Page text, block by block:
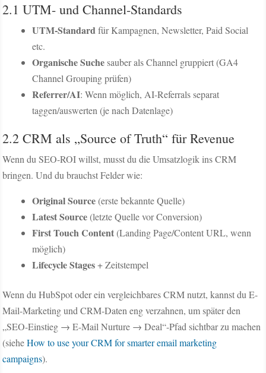
2.1 UTM- und Channel-Standards
UTM-Standardfür Kampagnen, Newsletter, Paid Social
etc.
Organische Suchesauber als Channel gruppiert (GA4
Channel Grouping prüfen)
Referrer/AI: Wenn möglich, AI-Referrals separat
taggen/auswerten (je nach Datenlage)
2.2 CRM als „Source of Truth“ für Revenue
Wenn du SEO-ROI willst, musst du die Umsatzlogik ins CRM
bringen. Und du brauchst Felder wie:
Original Source(erste bekannte Quelle)
Latest Source(letzte Quelle vor Conversion)
First Touch Content(Landing Page/Content URL, wenn
möglich)
Lifecycle Stages+ Zeitstempel
Wenn du HubSpot oder ein vergleichbares CRM nutzt, kannst du E-
Mail-Marketing und CRM-Daten eng verzahnen, um später den
„SEO-Einstieg → E-Mail Nurture → Deal“-Pfad sichtbar zu machen
(sieheHow to use your CRM for smarter email marketing
campaigns).